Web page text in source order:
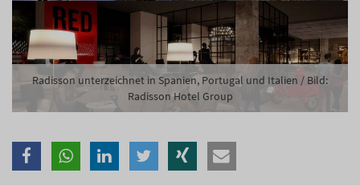
Radisson unterzeichnet in Spanien, Portugal und Italien / Bild:
Radisson Hotel Group
Ich habe die
Datenschutzerklärungzur Kenntnis
genommen.
Anmelden Danke, heute nicht